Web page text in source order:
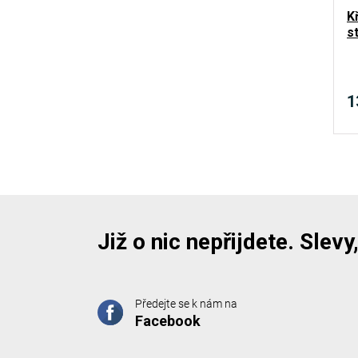
Již o nic nepřijdete.
Předejte se k nám na
Facebook